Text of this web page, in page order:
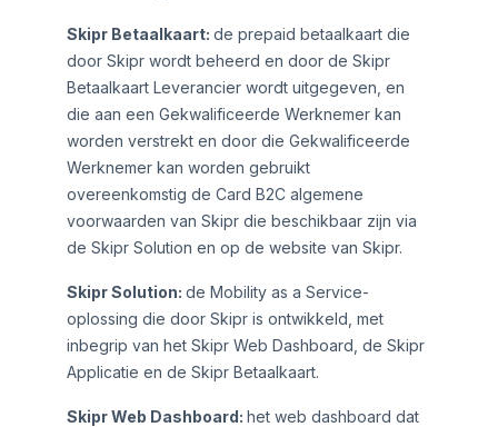
Skipr Betaalkaart: de prepaid betaalkaart die
door Skipr wordt beheerd en door de Skipr
Betaalkaart Leverancier wordt uitgegeven, en
die aan een Gekwalificeerde Werknemer kan
worden verstrekt en door die Gekwalificeerde
Werknemer kan worden gebruikt
overeenkomstig de Card B2C algemene
voorwaarden van Skipr die beschikbaar zijn via
de Skipr Solution en op de website van Skipr.
Skipr Solution: de Mobility as a Service-
oplossing die door Skipr is ontwikkeld, met
inbegrip van het Skipr Web Dashboard, de Skipr
Applicatie en de Skipr Betaalkaart.
Skipr Web Dashboard: het web dashboard dat